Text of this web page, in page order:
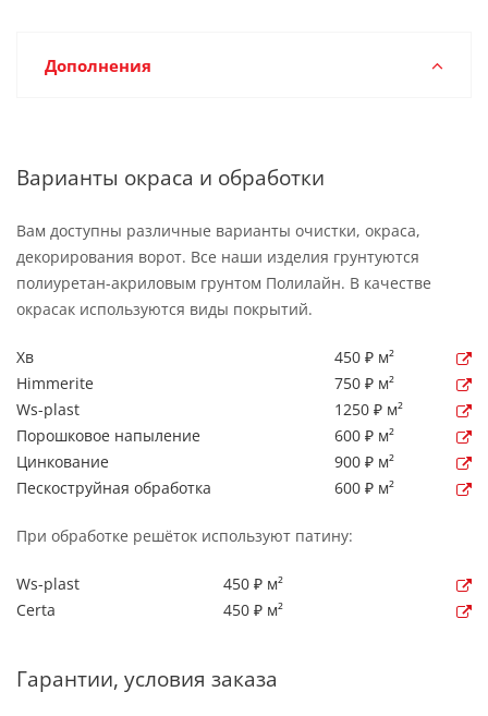
Дополнения
Варианты окраса и обработки
Вам доступны различные варианты очистки, окраса,
декорирования ворот. Все наши изделия грунтуются
полиуретан-акриловым грунтом Полилайн. В качестве
окрасак используются виды покрытий.
Хв
450 ₽ м²
Himmerite
750 ₽ м²
Ws-plast
1250 ₽ м²
Порошковое напыление
600 ₽ м²
Цинкование
900 ₽ м²
Пескоструйная обработка
600 ₽ м²
При обработке решёток используют патину:
Ws-plast
450 ₽ м²
Certa
450 ₽ м²
Гарантии, условия заказа